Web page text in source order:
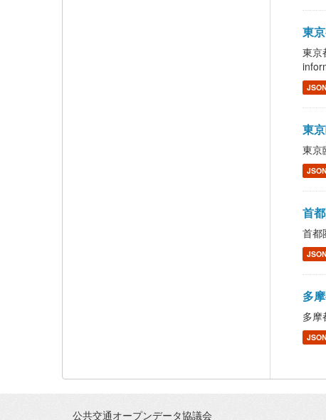
東
東京
JSON
東
東京
JSON
首
首都
JSON
多
多摩
JSON
公共交通オープンデータ協議会